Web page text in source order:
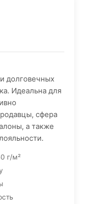
долговечных
Идеальна для
сфера
а также
г/м²